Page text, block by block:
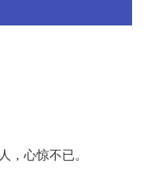
，心惊不已。